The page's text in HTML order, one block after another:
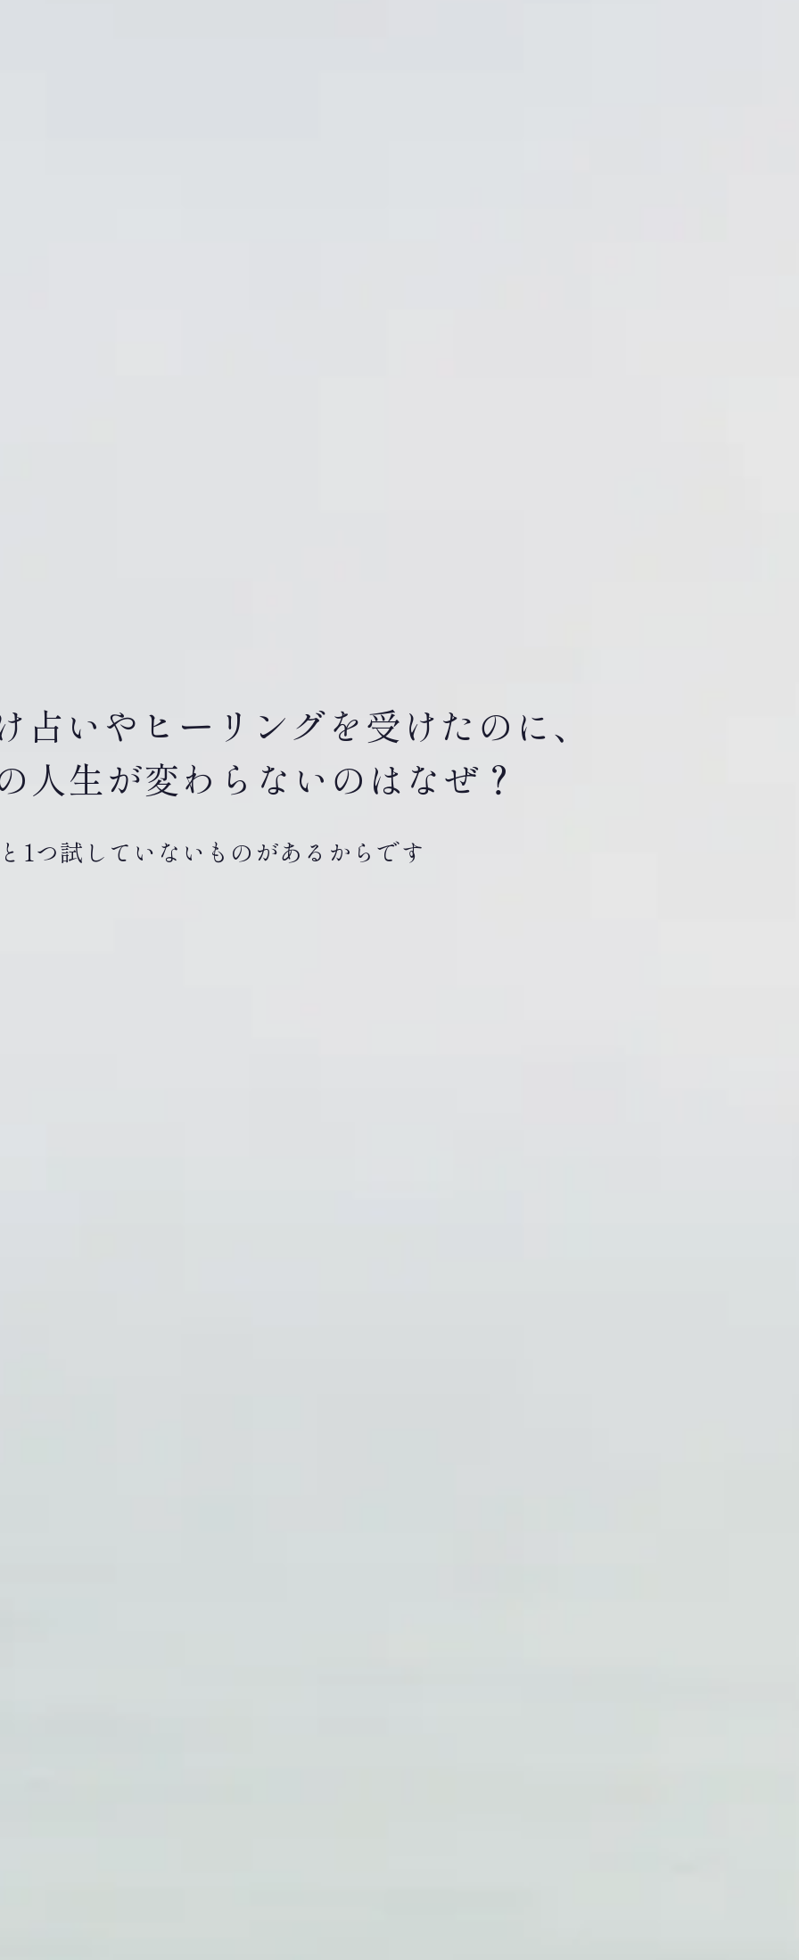
占いやヒーリングを受けたのに、
人生が変わらないのはなぜ？
1つ試していないものがあるからです